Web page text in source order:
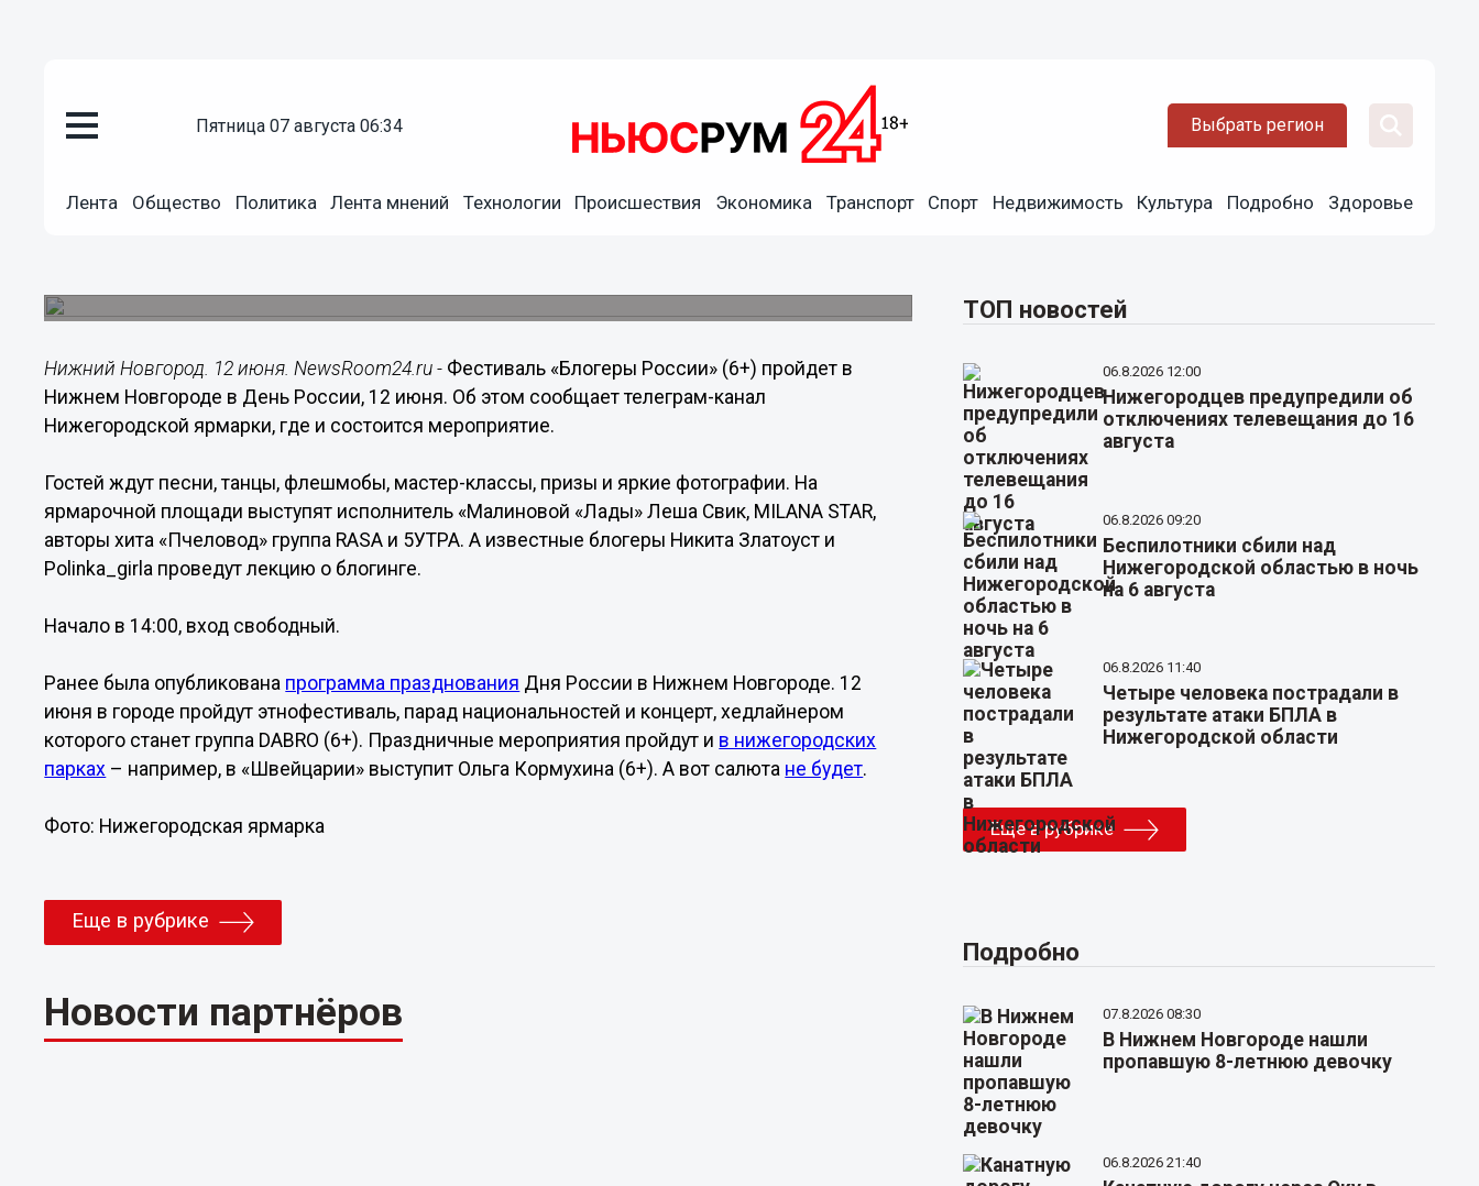
пятница 07 августа 06:34 Выбрать регион
Лента Общество Политика Лента мнений Технологии Происшествия Экономика Транспорт Спорт Недвижимость Культура Подробно Здоровье
RASA и Леша Свик выступят на фестивале блогеров у
Нижний Новгород. 12 июня. NewsRoom24.ru - Фестиваль «Блогеры России» (6+) пройдет в
Нижнем Новгороде в День России, 12 июня. Об этом сообщает телеграм-канал
Нижегородской ярмарки, где и состоится мероприятие.
Гостей ждут песни, танцы, флешмобы, мастер-классы, призы и яркие фотографии. На
ярмарочной площади выступят исполнитель «Малиновой «Лады» Леша Свик, MILANA STAR,
авторы хита «Пчеловод» группа RASA и 5УТРА. А известные блогеры Никита Златоуст и
Polinka_girla проведут лекцию о блогинге.
Начало в 14:00, вход свободный.
Ранее была опубликована программа празднования Дня России в Нижнем Новгороде. 12
июня в городе пройдут этнофестиваль, парад национальностей и концерт, хедлайнером
которого станет группа DABRO (6+). Праздничные мероприятия пройдут и в нижегородских
парках – например, в «Швейцарии» выступит Ольга Кормухина (6+). А вот салюта не будет.
Фото: Нижегородская ярмарка
Еще в рубрике
Новости партнёров
ТОП новостей
06.8.2026 12:00
Нижегородцев предупредили об
отключениях телевещания до 16
августа
06.8.2026 09:20
Беспилотники сбили над
Нижегородской областью в ночь
на 6 августа
06.8.2026 11:40
Четыре человека пострадали в
результате атаки БПЛА в
Нижегородской области
Еще в рубрике
Подробно
07.8.2026 08:30
В Нижнем Новгороде нашли
пропавшую 8-летнюю девочку
06.8.2026 21:40